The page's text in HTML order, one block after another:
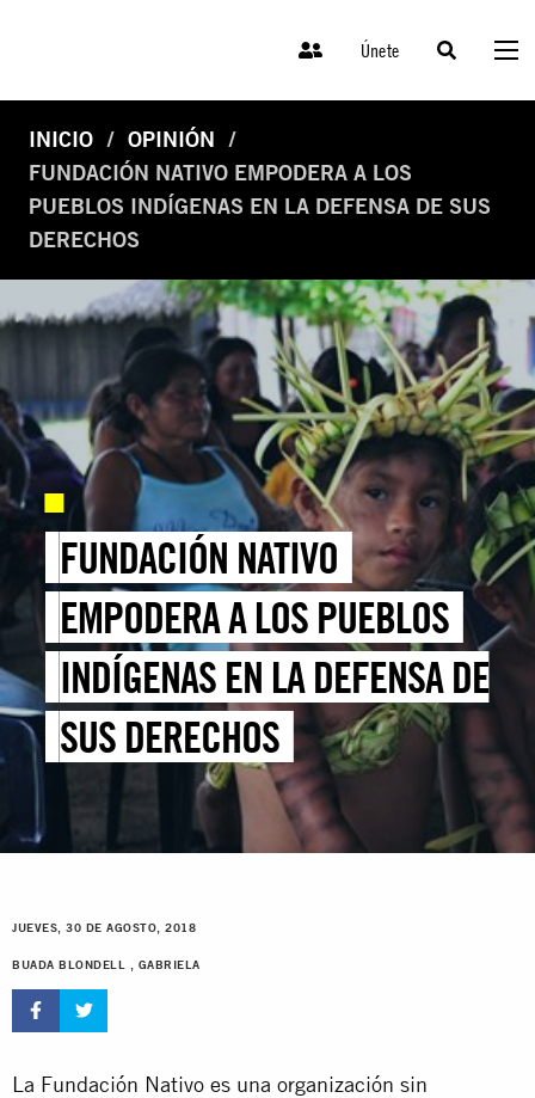
Únete
INICIO
OPINIÓN
FUNDACIÓN NATIVO EMPODERA A LOS
PUEBLOS INDÍGENAS EN LA DEFENSA DE SUS
DERECHOS
FUNDACIÓN NATIVO
EMPODERA A LOS PUEBLOS
INDÍGENAS EN LA DEFENSA DE
SUS DERECHOS
JUEVES, 30 DE AGOSTO, 2018
BUADA BLONDELL , GABRIELA
La Fundación Nativo es una organización sin